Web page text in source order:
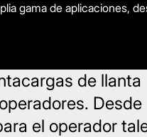
gama de aplicaciones,
de llanta
Desde
el operador